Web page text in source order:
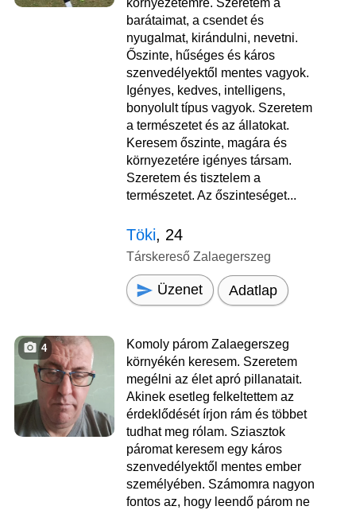
környezetemre. Szeretem a
barátaimat, a csendet és
nyugalmat, kirándulni, nevetni.
Őszinte, hűséges és káros
szenvedélyektől mentes vagyok.
Igényes, kedves, intelligens,
bonyolult típus vagyok. Szeretem
a természetet és az állatokat.
Keresem őszinte, magára és
környezetére igényes társam.
Szeretem és tisztelem a
természetet. Az őszinteséget...
Töki, 24
Társkereső Zalaegerszeg
Üzenet Adatlap
4
Komoly párom Zalaegerszeg
környékén keresem. Szeretem
megélni az élet apró pillanatait.
Akinek esetleg felkeltettem az
érdeklődését írjon rám és többet
tudhat meg rólam. Sziasztok
páromat keresem egy káros
szenvedélyektől mentes ember
személyében. Számomra nagyon
fontos az, hogy leendő párom ne